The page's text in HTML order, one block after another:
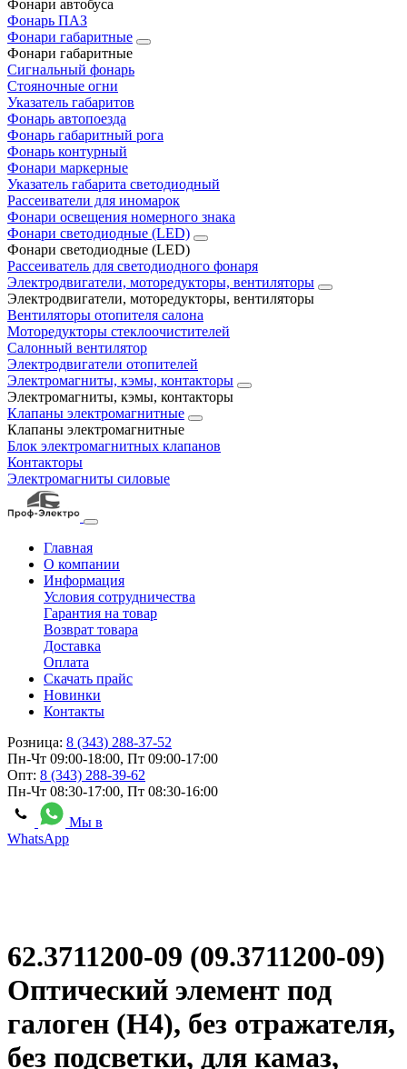
Фонари автобуса
Фонарь ПАЗ
Фонари габаритные
Фонари габаритные
Сигнальный фонарь
Стояночные огни
Указатель габаритов
Фонарь автопоезда
Фонарь габаритный рога
Фонарь контурный
Фонари маркерные
Указатель габарита светодиодный
Рассеиватели для иномарок
Фонари освещения номерного знака
Фонари светодиодные (LED)
Фонари светодиодные (LED)
Рассеиватель для светодиодного фонаря
Электродвигатели, моторедукторы, вентиляторы
Электродвигатели, моторедукторы, вентиляторы
Вентиляторы отопителя салона
Моторедукторы стеклоочистителей
Салонный вентилятор
Электродвигатели отопителей
Электромагниты, кэмы, контакторы
Электромагниты, кэмы, контакторы
Клапаны электромагнитные
Клапаны электромагнитные
Блок электромагнитных клапанов
Контакторы
Электромагниты силовые
Главная
О компании
Информация
Условия сотрудничества
Гарантия на товар
Возврат товара
Доставка
Оплата
Скачать прайс
Новинки
Контакты
Розница: 8 (343) 288-37-52
Пн-Чт 09:00-18:00, Пт 09:00-17:00
Опт: 8 (343) 288-39-62
Пн-Чт 08:30-17:00, Пт 08:30-16:00
Мы в
WhatsApp
62.3711200-09 (09.3711200-09)
Оптический элемент под
галоген (Н4), без отражателя,
без подсветки, для камаз,